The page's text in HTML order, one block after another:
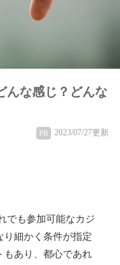
んな感じ？どんな
PR 2023/07/27更新
でも参加可能なカジ
り細かく条件が指定
もあり、都心であれ